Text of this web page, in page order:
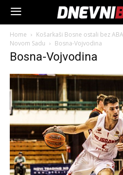
Home
Košarkaši Bosne ostali bez
Novom Sadu
Bosna-Vojvodina
Bosna-Vojvodina